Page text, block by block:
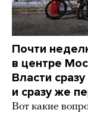
Почти
в центре
Власти
и сразу же
Вот какие